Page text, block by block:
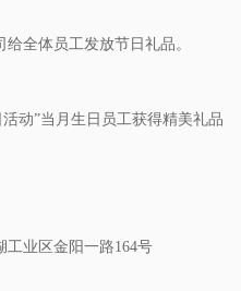
全体员工发放节日礼品。
动”当月生日员工获得精美礼品
工业区金阳一路164号